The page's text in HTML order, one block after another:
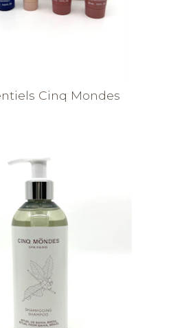
Cinq Mondes